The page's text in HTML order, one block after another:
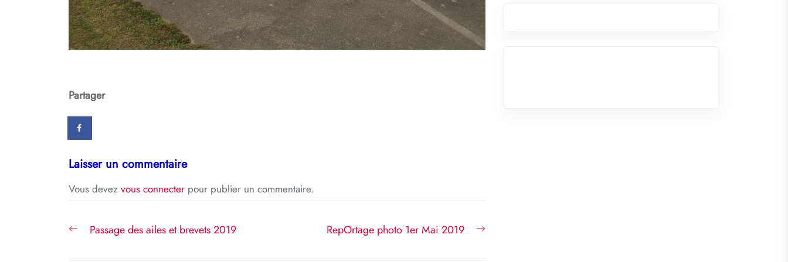
Partager
Laisser un commentaire
Vous devez vous connecter pour publier un commentaire.
Navigation
PreviousPassage des ailes et brevets 2019
Next
RepOrtage photo 1er Mai 2019